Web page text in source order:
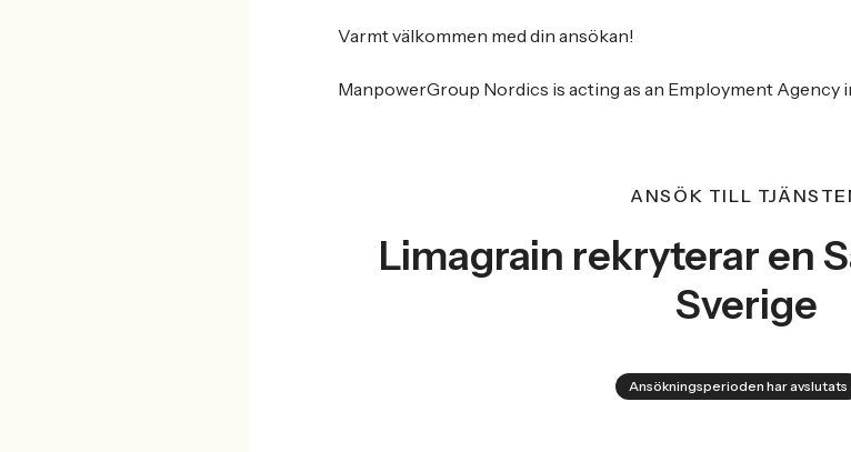
Varmt välkommen med din ansökan!
ManpowerGroup Nordics is acting as an Employment Agency
ANSÖK TILL
Limagrain rekryterar en
Sverige
Ansökningsperioden har avslutats